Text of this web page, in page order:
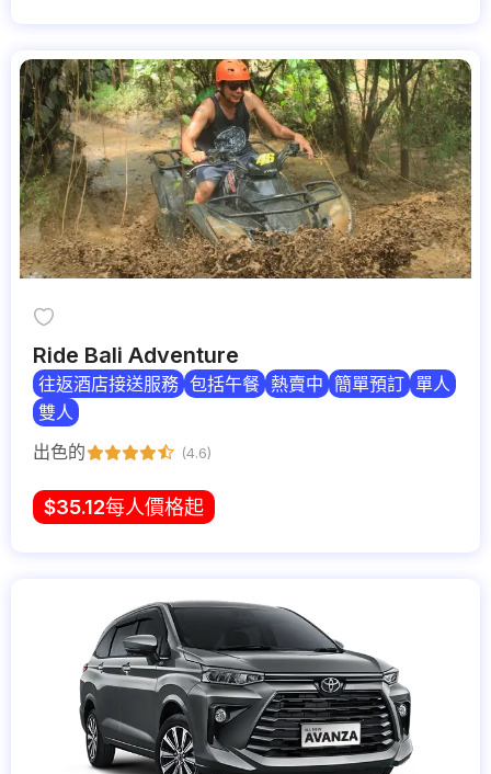
Ride Bali Adventure
往返酒店接送服務 包括午餐 熱賣中 簡單預訂 單人
雙人
出色的
(4.6)
$35.12每人價格起